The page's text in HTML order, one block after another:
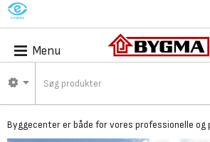
M
Menu
Bygma Gråsten -
Byggecenter
Byggecenter er både for vores professionelle og